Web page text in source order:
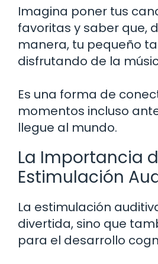
Imagina poner tus
favoritas y saber que,
manera, tu pequeño
disfrutando de la
Es una forma de
momentos incluso
llegue al mundo.
La Importancia
Estimulación
La estimulación
divertida, sino que
para el desarrollo